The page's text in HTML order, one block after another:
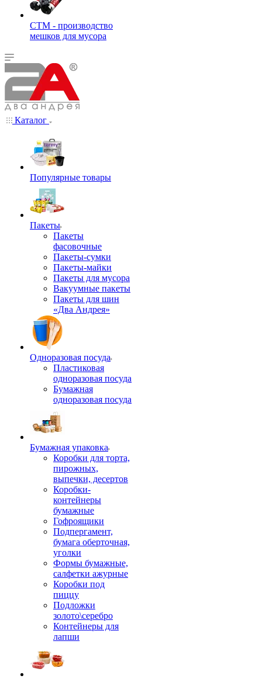
СТМ - производство
мешков для мусора
Каталог
Популярные товары
Пакеты
Пакеты
фасовочные
Пакеты-сумки
Пакеты-майки
Пакеты для мусора
Вакуумные пакеты
Пакеты для шин
«Два Андрея»
Одноразовая посуда
Пластиковая
одноразовая посуда
Бумажная
одноразовая посуда
Бумажная упаковка
Коробки для торта,
пирожных,
выпечки, десертов
Коробки-
контейнеры
бумажные
Гофроящики
Подпергамент,
бумага оберточная,
уголки
Формы бумажные,
салфетки ажурные
Коробки под
пиццу
Подложки
золото\серебро
Контейнеры для
лапши